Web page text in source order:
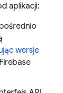
aplikacji:
wersje